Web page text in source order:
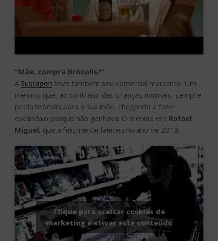
“Mãe, compra Brócolis?”
A Sustagen teve também seu comercial marcante. Um
menino, que, ao contrário das crianças normais, sempre
pedia brócolis para a sua mãe, chegando a fazer
escândalo porque não ganhava. O menino era Rafael
Miguel, que infelizmente faleceu no ano de 2019.
Clique para aceitar cookies de
marketing e ativar este conteúdo